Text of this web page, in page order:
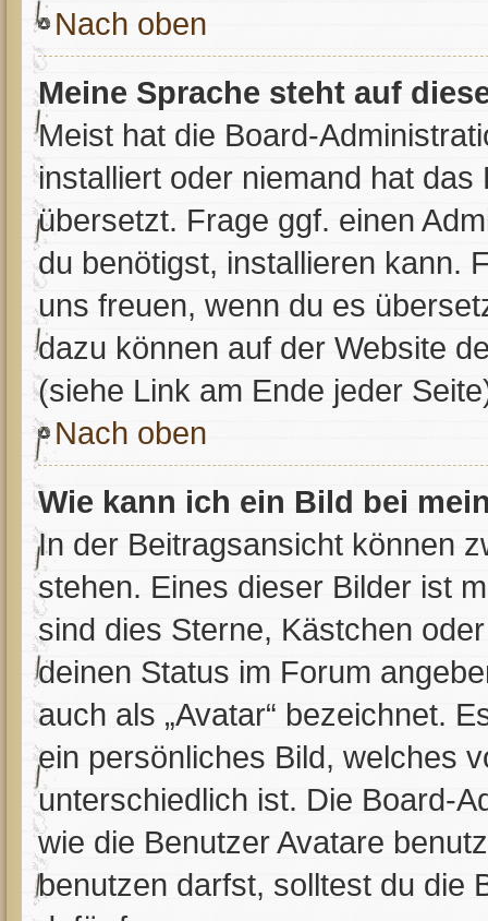
Nach oben
Meine Sprache steht auf
Meist hat die Board-
installiert oder niemand hat
übersetzt. Frage ggf. einen
du benötigst, installieren kann.
uns freuen, wenn du es
dazu können auf der Website
(siehe Link am Ende jeder
Nach oben
Wie kann ich ein Bild bei
In der Beitragsansicht können
stehen. Eines dieser Bilder ist
sind dies Sterne, Kästchen
deinen Status im Forum
auch als „Avatar“ bezeichnet.
ein persönliches Bild, welches
unterschiedlich ist. Die Board-
wie die Benutzer Avatare
benutzen darfst, solltest du die